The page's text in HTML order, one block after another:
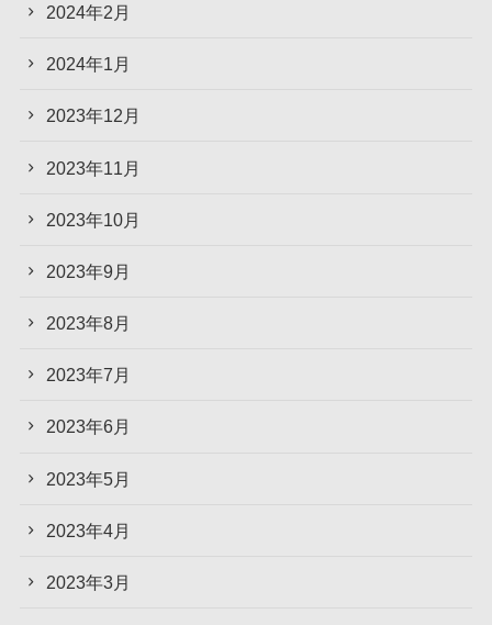
2024年2月
2024年1月
2023年12月
2023年11月
2023年10月
2023年9月
2023年8月
2023年7月
2023年6月
2023年5月
2023年4月
2023年3月